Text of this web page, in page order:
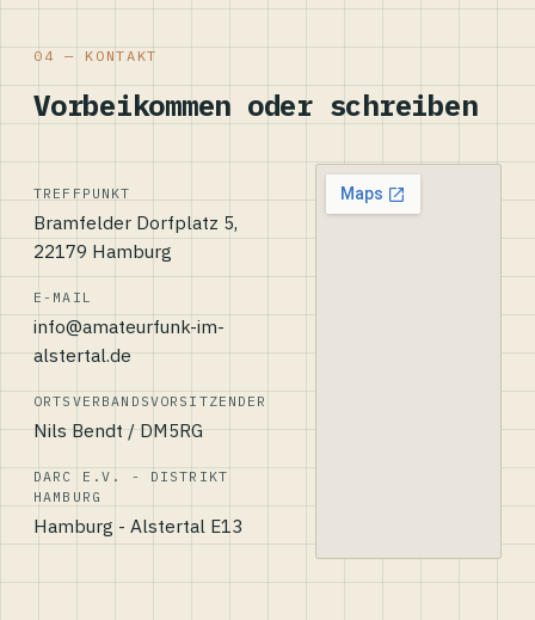
04 — KONTAKT
Vorbeikommen oder schreiben
TREFFPUNKT
Bramfelder Dorfplatz 5,
22179 Hamburg
E-MAIL
info@amateurfunk-im-
alstertal.de
ORTSVERBANDSVORSITZENDER
Nils Bendt / DM5RG
DARC E.V. - DISTRIKT
HAMBURG
Hamburg - Alstertal E13